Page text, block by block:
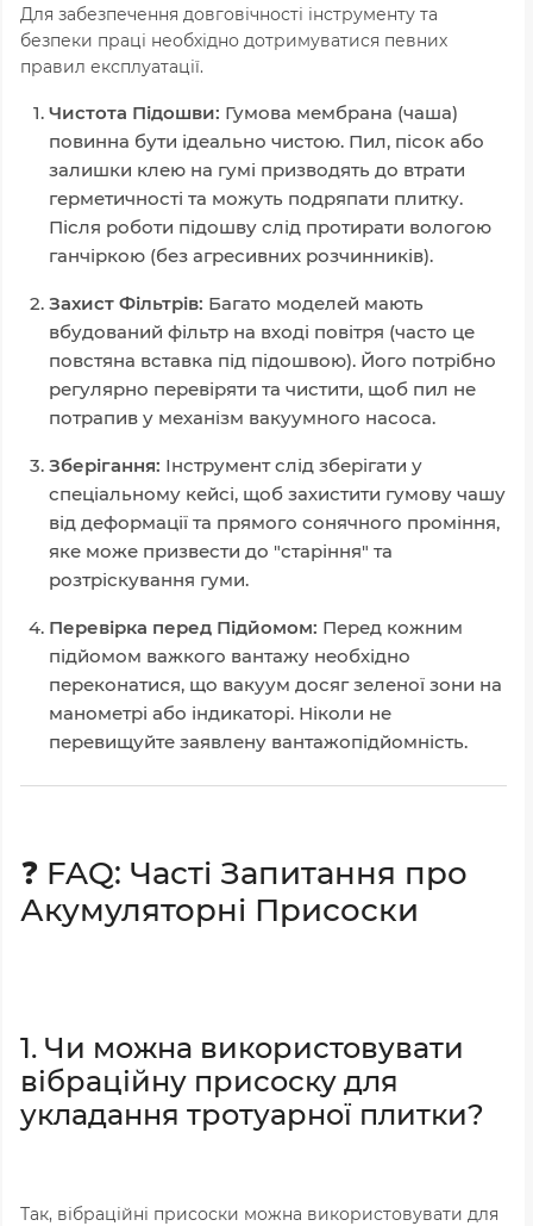
Для забезпечення довговічності інструменту та
безпеки праці необхідно дотримуватися певних
правил експлуатації.
Чистота Підошви: Гумова мембрана (чаша)
повинна бути ідеально чистою. Пил, пісок або
залишки клею на гумі призводять до втрати
герметичності та можуть подряпати плитку.
Після роботи підошву слід протирати вологою
ганчіркою (без агресивних розчинників).
Захист Фільтрів: Багато моделей мають
вбудований фільтр на вході повітря (часто це
повстяна вставка під підошвою). Його потрібно
регулярно перевіряти та чистити, щоб пил не
потрапив у механізм вакуумного насоса.
Зберігання: Інструмент слід зберігати у
спеціальному кейсі, щоб захистити гумову чашу
від деформації та прямого сонячного проміння,
яке може призвести до "старіння" та
розтріскування гуми.
Перевірка перед Підйомом: Перед кожним
підйомом важкого вантажу необхідно
переконатися, що вакуум досяг зеленої зони на
манометрі або індикаторі. Ніколи не
перевищуйте заявлену вантажопідйомність.
❓ FAQ: Часті Запитання про
Акумуляторні Присоски
1. Чи можна використовувати
вібраційну присоску для
укладання тротуарної плитки?
Так, вібраційні присоски можна використовувати для